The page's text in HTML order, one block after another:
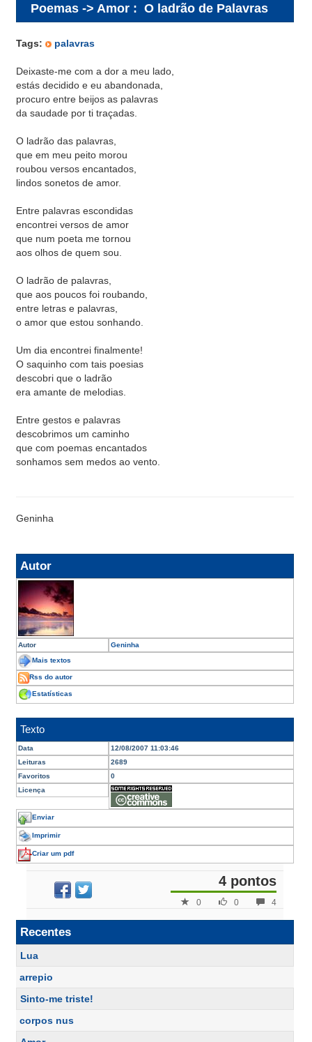
Poemas -> Amor : O ladrão de Palavras
Tags: palavras
Deixaste-me com a dor a meu lado,
estás decidido e eu abandonada,
procuro entre beijos as palavras
da saudade por ti traçadas.
O ladrão das palavras,
que em meu peito morou
roubou versos encantados,
lindos sonetos de amor.
Entre palavras escondidas
encontrei versos de amor
que num poeta me tornou
aos olhos de quem sou.
O ladrão de palavras,
que aos poucos foi roubando,
entre letras e palavras,
o amor que estou sonhando.
Um dia encontrei finalmente!
O saquinho com tais poesias
descobri que o ladrão
era amante de melodias.
Entre gestos e palavras
descobrimos um caminho
que com poemas encantados
sonhamos sem medos ao vento.
Geninha
Autor
Autor Geninha
Mais textos
Rss do autor
Estatísticas
Texto
Data
12/08/2007 11:03:46
Leituras
2689
Favoritos
0
Licença
Enviar
Imprimir
Criar um pdf
4 pontos
4
0
0
Recentes
Lua
arrepio
Sinto-me triste!
corpos nus